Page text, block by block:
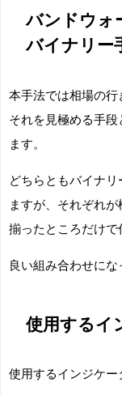
バンドウォ
バイナリー
本手法では相場の行
それを見極める手段
ます。
どちらともバイナ
ますが、それぞれ
揃ったところだけで
良い組み合わせにな
使用するイ
使用するインジケー